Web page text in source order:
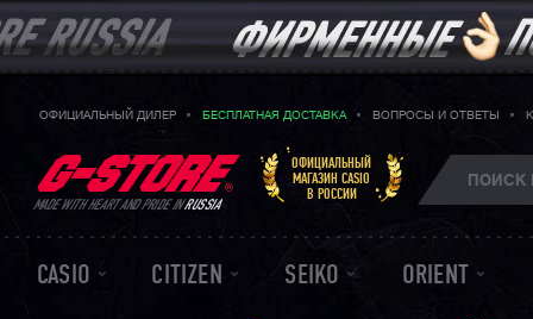
ОФИЦИАЛЬНЫЙ ДИЛЕР БЕСПЛАТНАЯ ДОСТАВКА ВОПРОСЫ И ОТВЕТЫ
MADE WITH HEART AND PRIDE INRUSSIA
ОФИЦИАЛЬНЫЙ
МАГАЗИН CASIO
В РОССИИ
CASIO CITIZEN SEIKO ORIENT